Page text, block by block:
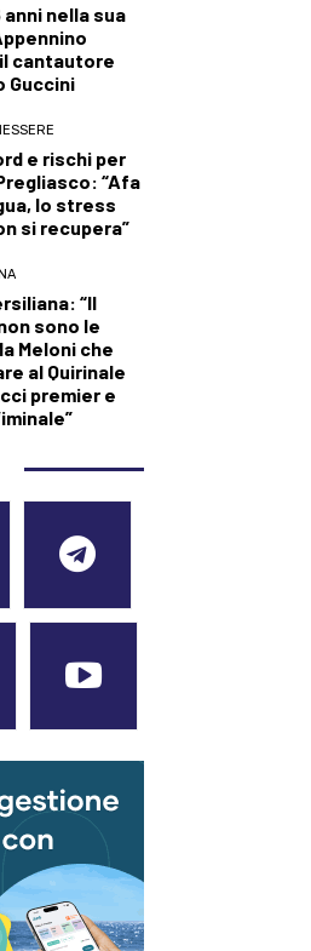
anni nella sua
cantautore
Guccini
e rischi per
“Afa
lo stress
si recupera”
“Il
sono le
Meloni che
al Quirinale
premier e